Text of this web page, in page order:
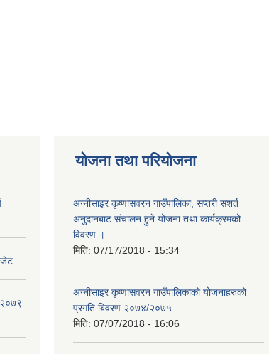
२०७९
योजना तथा परियोजना
अग्नीसाइर कृष्णासवरन गाउँपालिका, सप्तरी सशर्त
अनुदानबाट संचालन हुने योजना तथा कार्यक्रमको
विवरण ।
मिति: 07/17/2018 - 15:34
अग्नीसाइर कृष्णासवरन गाउँपालिकाको योजनाहरुको
प्रगति बिवरण २०७४/२०७५
मिति: 07/07/2018 - 16:06